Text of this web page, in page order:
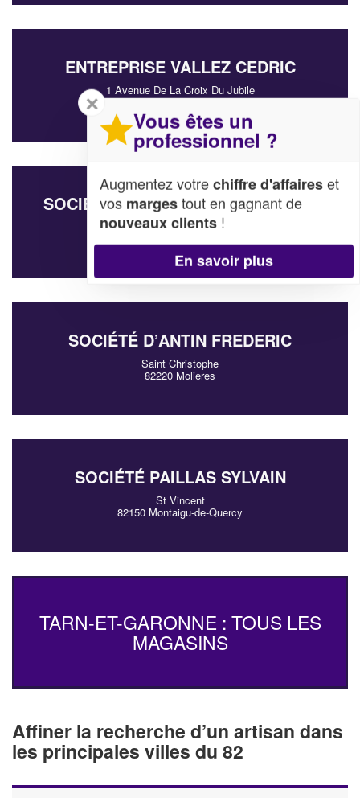
ENTREPRISE VALLEZ CEDRIC
1 Avenue De La Croix Du Jubile
82120 Lavit
SOCIÉTÉ OBJECTIF PHOTO (SARL)
40 Rue Nationale
SOCIÉTÉ D’ANTIN FREDERIC
Saint Christophe
82220 Molieres
SOCIÉTÉ PAILLAS SYLVAIN
St Vincent
82150 Montaigu-de-Quercy
TARN-ET-GARONNE : TOUS LES
MAGASINS
Affiner la recherche d’un artisan dans
les principales villes du 82
✕
Vous êtes un
professionnel ?
Augmentez votrechiffre d'affaireset
vos margestout en gagnant de
nouveaux clients !
En savoir plus